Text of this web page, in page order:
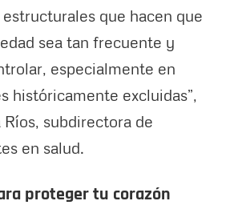
que hacen que
sea tan frecuente y
especialmente en
históricamente excluidas”,
Ríos, subdirectora de
en salud.
proteger tu corazón